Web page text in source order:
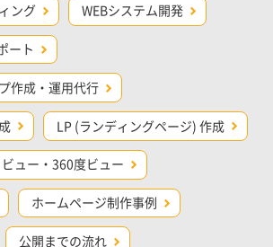
ング WEBシステム開発
ート
作成・運用代行
LP (ランディングページ) 作成
ュー・360度ビュー
ホームページ制作事例
公開までの流れ